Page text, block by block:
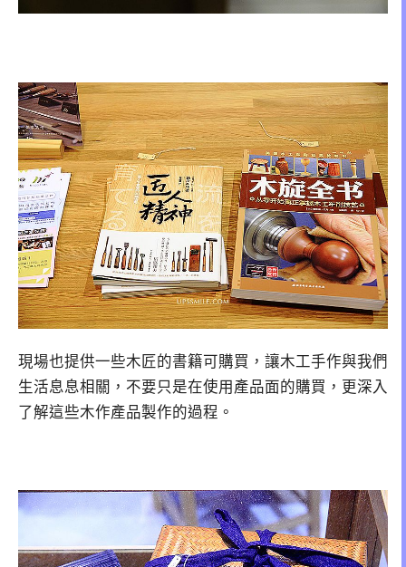
現場也提供一些木匠的書籍可購買，讓木工手作與我們
生活息息相關，不要只是在使用產品面的購買，更深入
了解這些木作產品製作的過程。